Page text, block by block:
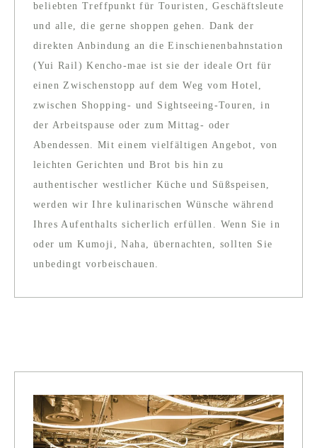
beliebten Treffpunkt für Touristen, Geschäftsleute
und alle, die gerne shoppen gehen. Dank der
direkten Anbindung an die Einschienenbahnstation
(Yui Rail) Kencho-mae ist sie der ideale Ort für
einen Zwischenstopp auf dem Weg vom Hotel,
zwischen Shopping- und Sightseeing-Touren, in
der Arbeitspause oder zum Mittag- oder
Abendessen. Mit einem vielfältigen Angebot, von
leichten Gerichten und Brot bis hin zu
authentischer westlicher Küche und Süßspeisen,
werden wir Ihre kulinarischen Wünsche während
Ihres Aufenthalts sicherlich erfüllen. Wenn Sie in
oder um Kumoji, Naha, übernachten, sollten Sie
unbedingt vorbeischauen.